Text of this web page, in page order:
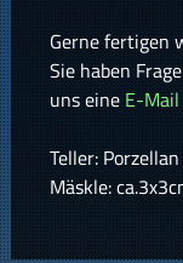
Gerne fertigen
Sie haben
uns eine E-Mail
Teller:
Mäskle: